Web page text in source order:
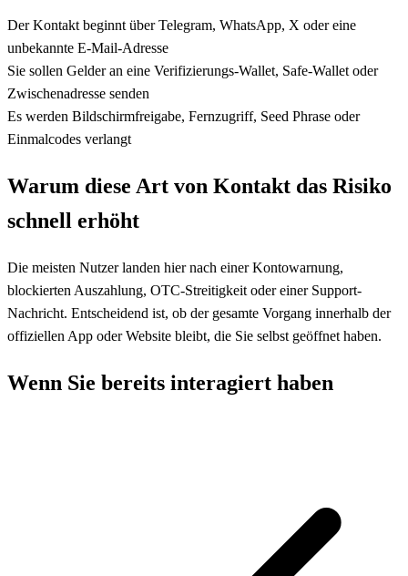
Der Kontakt beginnt über Telegram, WhatsApp, X oder eine
unbekannte E-Mail-Adresse
Sie sollen Gelder an eine Verifizierungs-Wallet, Safe-Wallet oder
Zwischenadresse senden
Es werden Bildschirmfreigabe, Fernzugriff, Seed Phrase oder
Einmalcodes verlangt
Warum diese Art von Kontakt das Risiko
schnell erhöht
Die meisten Nutzer landen hier nach einer Kontowarnung,
blockierten Auszahlung, OTC-Streitigkeit oder einer Support-
Nachricht. Entscheidend ist, ob der gesamte Vorgang innerhalb der
offiziellen App oder Website bleibt, die Sie selbst geöffnet haben.
Wenn Sie bereits interagiert haben